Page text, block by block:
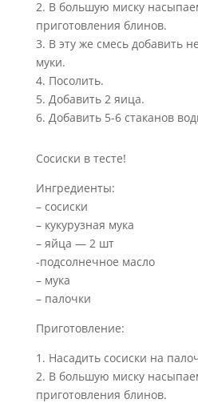
2. В большую миску
приготовления блинов.
3. В эту же смесь добавить
муки.
4. Посолить.
5. Добавить 2 яица.
6. Добавить 5-6 стаканов
Сосиски в тесте!
Ингредиенты:
– сосиски
– кукурузная мука
– яйца — 2 шт
-подсолнечное масло
– мука
– палочки
Приготовление:
1. Насадить сосиски на
2. В большую миску
приготовления блинов.